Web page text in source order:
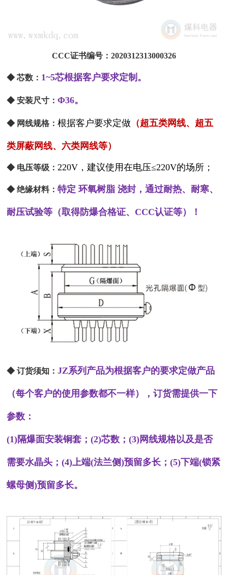
CCC证书编号：2020312313000326
◆ 芯数： 1~5芯根据客户要求定制。
◆ 安装尺寸：Φ36。
◆ 网线规格：根据客户要求定做 （超五类网线、超五
类屏蔽网线、六类网线等）
◆ 电压等级： 220V，建议使用在电压≤220V的场所；
◆ 绝缘材料：特定 环氧树脂 浇封，通过耐热、耐寒、
耐压试验等（取得防爆合格证、CCC认证等）！
◆ 订货须知：JZ系列产品为根据客户的要求定做产品
（每个客户的使用参数都不一样），订货需提供一下
参数：
(1)隔爆面安装铜套；(2)芯数；(3)网线规格以及是否
需要水晶头；(4)上端(法兰侧)预留多长；(5)下端(锁紧
螺母侧)预留多长。